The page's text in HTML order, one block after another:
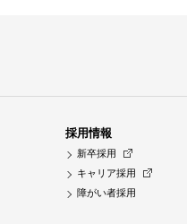
採用情報
新卒採用
キャリア採用
障がい者採用